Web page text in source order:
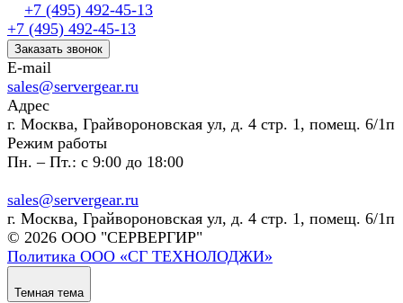
+7 (495) 492-45-13
+7 (495) 492-45-13
Заказать звонок
E-mail
sales@servergear.ru
Адрес
г. Москва, Грайвороновская ул, д. 4 стр. 1, помещ. 6/1п
Режим работы
Пн. – Пт.: с 9:00 до 18:00
sales@servergear.ru
г. Москва, Грайвороновская ул, д. 4 стр. 1, помещ. 6/1п
© 2026 ООО "СЕРВЕРГИР"
Политика ООО «СГ ТЕХНОЛОДЖИ»
Темная тема